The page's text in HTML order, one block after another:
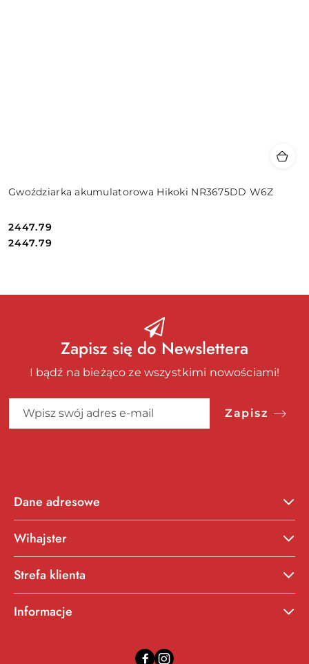
Gwoździarka akumulatorowa Hikoki NR3675DD W6Z
Cena:
2447.79
Cena:
2447.79
Zapisz się do Newslettera
I bądź na bieżąco ze wszystkimi nowościami!
Zapisz
Dane adresowe
Wihajster
Strefa klienta
Informacje